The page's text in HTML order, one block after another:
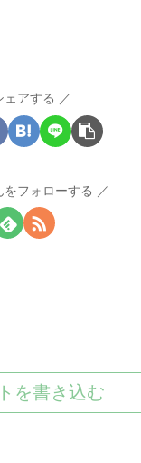
ェアする
をフォローする
を書き込む